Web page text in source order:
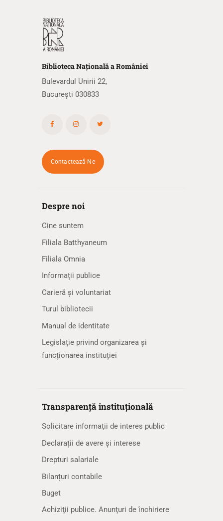
BibliotecaNaționalăa României
Bulevardul Unirii 22,
București 030833
Contactează-Ne
Despre noi
Cine suntem
Filiala Batthyaneum
Filiala Omnia
Informații publice
Carieră și voluntariat
Turul bibliotecii
Manual de identitate
Legislație privind organizarea și
funcționarea instituției
Transparență instituțională
Solicitare informaţii de interes public
Declarații de avere și interese
Drepturi salariale
Bilanțuri contabile
Buget
Achiziţii publice. Anunţuri de închiriere